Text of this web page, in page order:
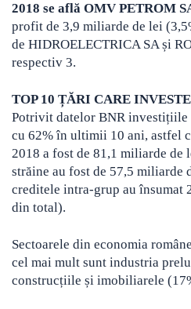
2018 se află OMV PETROM
profit de 3,9 miliarde de lei
de HIDROELECTRICA SA și
respectiv 3.
TOP 10 ȚĂRI CARE
Potrivit datelor BNR investițiile
cu 62% în ultimii 10 ani, astfel
2018 a fost de 81,1 miliarde
străine au fost de 57,5 miliarde
creditele intra-grup au însumat
din total).
Sectoarele din economia
cel mai mult sunt industria
construcțiile și imobiliarele